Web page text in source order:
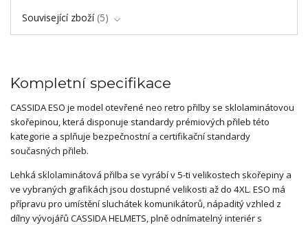
Související zboží 5
Kompletní specifikace
CASSIDA ESO je model otevřené neo retro přilby se sklolaminátovou
skořepinou, která disponuje standardy prémiových přileb této
kategorie a splňuje bezpečnostní a certifikační standardy
současných přileb.
Lehká sklolaminátová přilba se vyrábí v 5-ti velikostech skořepiny a
ve vybraných grafikách jsou dostupné velikosti až do 4XL. ESO má
přípravu pro umístění sluchátek komunikátorů, nápaditý vzhled z
dílny vývojářů CASSIDA HELMETS, plně odnímatelný interiér s